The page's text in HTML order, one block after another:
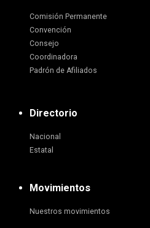
Comisión Permanente
Convención
Consejo
Coordinadora
Padrón de Afiliados
Directorio
Nacional
Estatal
Movimientos
Nuestros movimientos